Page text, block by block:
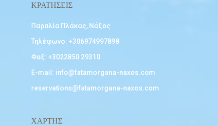
ΚΡΑΤΗΣΕΙΣ
Παραλία Πλάκας, Νάξος
Τηλέφωνο: +306974997898
Φαξ: +3022850 29310
E-mail: info@fatamorgana-naxos.com
reservations@fatamorgana-naxos.com
ΧΑΡΤΗΣ